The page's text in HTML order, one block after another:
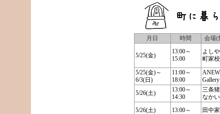
月日 時間 会場(
5/25(金)
13:00～
15:00
よし
町家
5/25(金)～
6/3(日)
11:00～
18:00
Gallery
5/26(土)
13:00～
14:30
三条
なかい
5/26(土)
13:00～ 田中家